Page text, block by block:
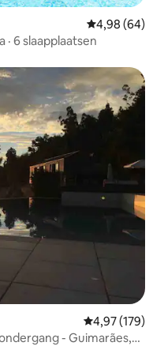
Gemiddelde
4,98 (64)
· 6 slaapplaatsen
Gemiddelde
4,97 (179)
- Guimarães,